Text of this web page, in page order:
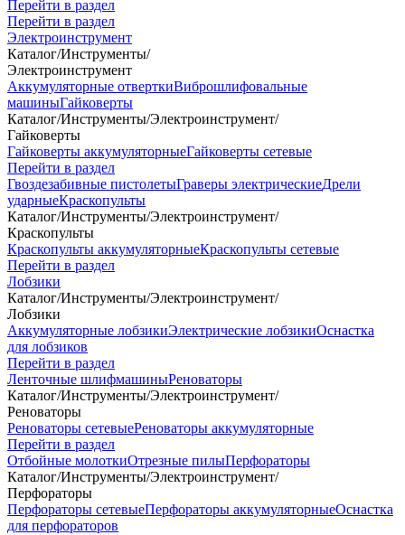
Перейти в раздел
Перейти в раздел
Электроинструмент
Каталог/Инструменты/
Электроинструмент
Аккумуляторные отверткиВиброшлифовальные
машиныГайковерты
Каталог/Инструменты/Электроинструмент/
Гайковерты
Гайковерты аккумуляторныеГайковерты сетевые
Перейти в раздел
Гвоздезабивные пистолетыГраверы электрическиеДрели
ударныеКраскопульты
Каталог/Инструменты/Электроинструмент/
Краскопульты
Краскопульты аккумуляторныеКраскопульты сетевые
Перейти в раздел
Лобзики
Каталог/Инструменты/Электроинструмент/
Лобзики
Аккумуляторные лобзикиЭлектрические лобзикиОснастка
для лобзиков
Перейти в раздел
Ленточные шлифмашиныРеноваторы
Каталог/Инструменты/Электроинструмент/
Реноваторы
Реноваторы сетевыеРеноваторы аккумуляторные
Перейти в раздел
Отбойные молоткиОтрезные пилыПерфораторы
Каталог/Инструменты/Электроинструмент/
Перфораторы
Перфораторы сетевыеПерфораторы аккумуляторныеОснастка
для перфораторов